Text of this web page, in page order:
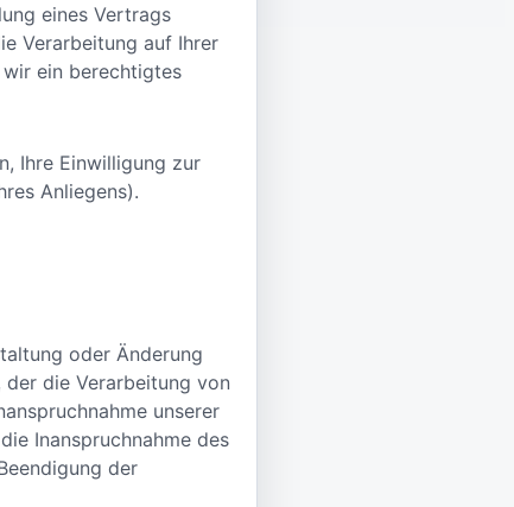
eines Vertrags
Verarbeitung auf Ihrer
wir ein berechtigtes
Ihre Einwilligung zur
Anliegens).
oder Änderung
die Verarbeitung von
unserer
Inanspruchnahme des
der